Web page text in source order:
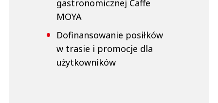
gastronomicznej Caffe
MOYA
Dofinansowanie posiłków
w trasie i promocje dla
użytkowników